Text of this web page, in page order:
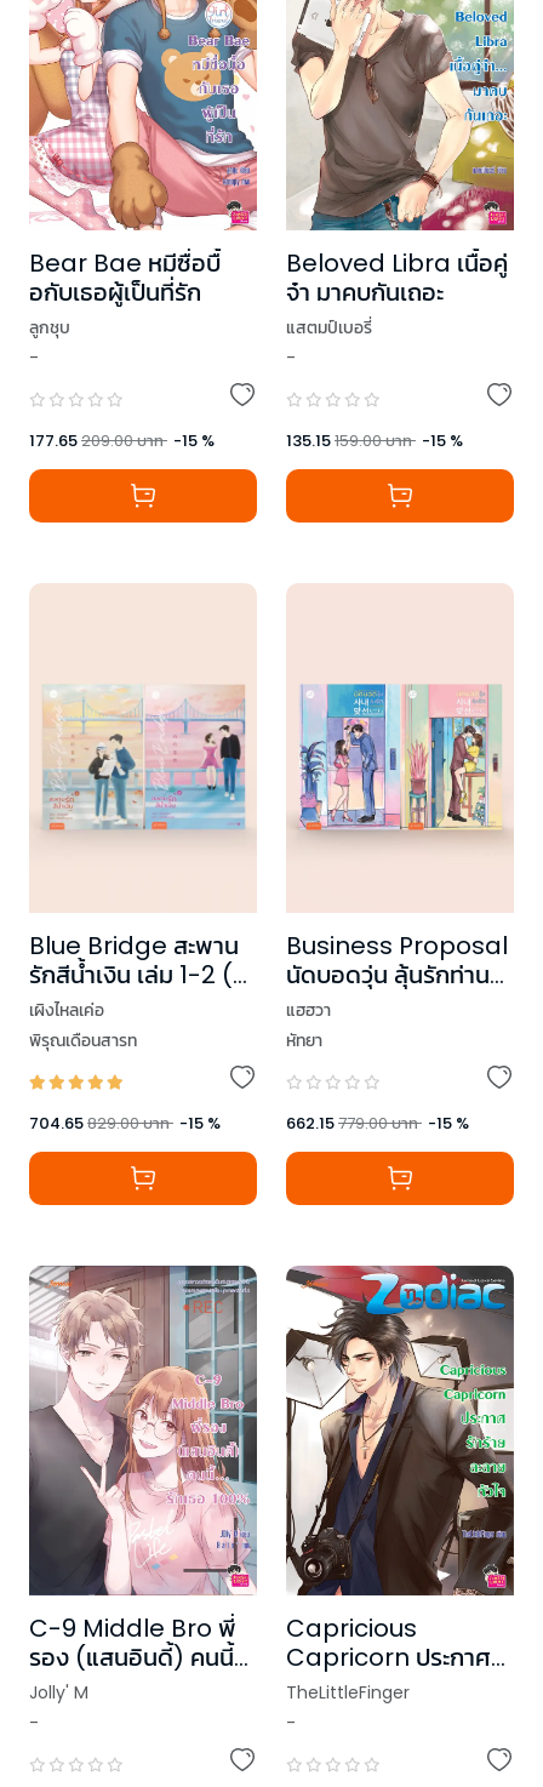
Bear Bae หมีซื่อบื้
อกับเธอผู้เป็นที่รัก
ลูกชุบ
-
177.65209.00บาท -15 %
Beloved Libra เนื้อคู่
จ๋า มาคบกันเถอะ
แสตมป์เบอรี่
-
135.15159.00บาท -15 %
Blue Bridge สะพาน
รักสีน้ำเงิน เล่ม 1-2 (2
เล่มจบ)
เผิงไหลเค่อ
พิรุณเดือนสารท
704.65829.00บาท -15 %
Business Proposal
นัดบอดวุ่น ลุ้นรักท่าน
ประธาน เล่ม 1-2 (2
เล่มจบ)
แฮฮวา
หัทยา
662.15779.00บาท -15 %
C-9 Middle Bro พี่
รอง (แสนอินดี้) คนนี้
รักเธอ 100%
Jolly' M
-
Capricious
Capricorn ประกาศ
รักร้ายละลายหัวใจ ชุด
Prince of Zodiac
TheLittleFinger
-